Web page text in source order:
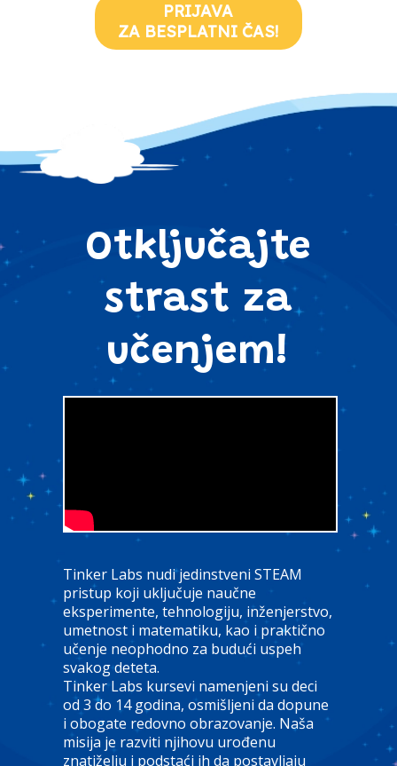
PRIJAVA
ZA BESPLATNI ČAS!
Otključajte
strast za
učenjem!
Tinker Labs nudi jedinstveni STEAM
pristup koji uključuje naučne
eksperimente, tehnologiju, inženjerstvo,
umetnost i matematiku, kao i praktično
učenje neophodno za budući uspeh
svakog deteta.
Tinker Labs kursevi namenjeni su deci
od 3 do 14 godina, osmišljeni da dopune
i obogate redovno obrazovanje. Naša
misija je razviti njihovu urođenu
znatiželju i podstaći ih da postavljaju